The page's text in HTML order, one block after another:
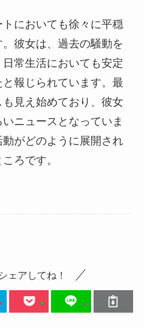
においても徐々に平穏
彼女は、過去の騒動を
常生活においても安定
報じられています。最
見え始めており、彼女
ニュースとなっていま
がどのように展開され
ろです。
ェアしてね！